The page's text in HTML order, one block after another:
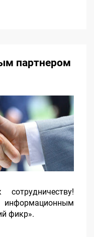
партнером
фикр».